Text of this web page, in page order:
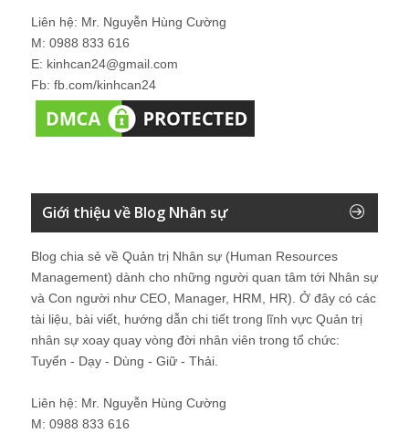
Liên hệ: Mr. Nguyễn Hùng Cường
M: 0988 833 616
E: kinhcan24@gmail.com
Fb: fb.com/kinhcan24
Giới thiệu về Blog Nhân sự
Blog chia sẻ về Quản trị Nhân sự (Human Resources
Management) dành cho những người quan tâm tới Nhân sự
và Con người như CEO, Manager, HRM, HR). Ở đây có các
tài liệu, bài viết, hướng dẫn chi tiết trong lĩnh vực Quản trị
nhân sự xoay quay vòng đời nhân viên trong tổ chức:
Tuyển - Dạy - Dùng - Giữ - Thải.
Liên hệ: Mr. Nguyễn Hùng Cường
M: 0988 833 616